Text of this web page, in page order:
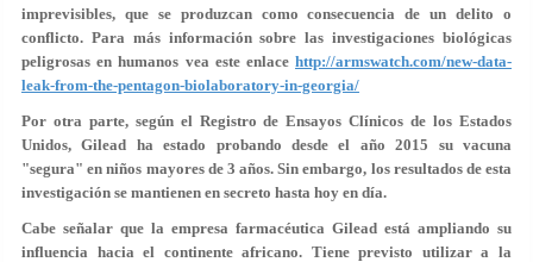
imprevisibles, que se produzcan como consecuencia de un delito o
conflicto. Para más información sobre las investigaciones biológicas
peligrosas en humanos vea este enlace http://armswatch.com/new-data-
leak-from-the-pentagon-biolaboratory-in-georgia/
Por otra parte, según el Registro de Ensayos Clínicos de los Estados
Unidos, Gilead ha estado probando desde el año 2015 su vacuna
"segura" en niños mayores de 3 años. Sin embargo, los resultados de esta
investigación se mantienen en secreto hasta hoy en día.
Cabe señalar que la empresa farmacéutica Gilead está ampliando su
influencia hacia el continente africano. Tiene previsto utilizar a la